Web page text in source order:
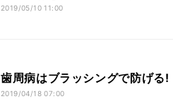
2019/05/10 11:00
歯周病はブラッシングで防げる!
2019/04/18 07:00